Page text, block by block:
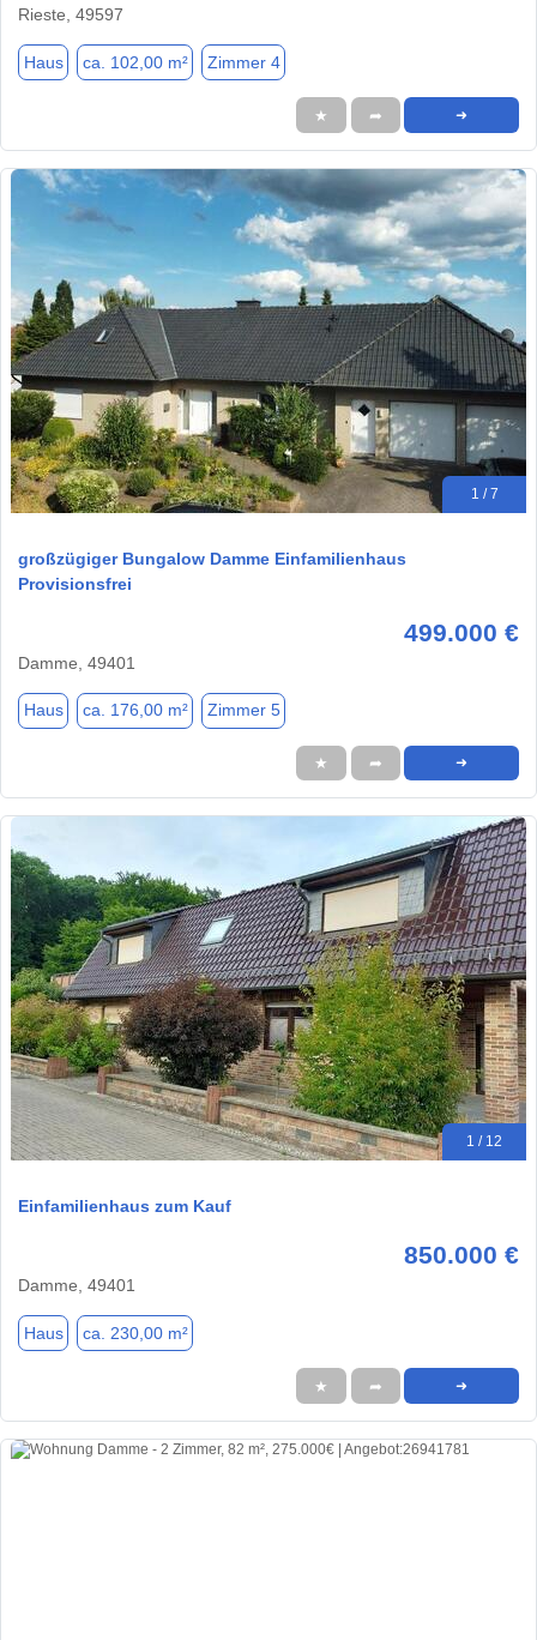
Rieste, 49597
Haus ca. 102,00 m² Zimmer 4
★ ➦ ➜
1 / 7
großzügiger Bungalow Damme Einfamilienhaus
Provisionsfrei
499.000 €
Damme, 49401
Haus ca. 176,00 m² Zimmer 5
★ ➦ ➜
1 / 12
Einfamilienhaus zum Kauf
850.000 €
Damme, 49401
Haus ca. 230,00 m²
★ ➦ ➜